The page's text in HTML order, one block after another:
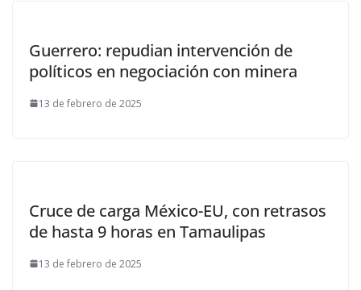
Guerrero: repudian intervención de
políticos en negociación con minera
13 de febrero de 2025
Cruce de carga México-EU, con retrasos
de hasta 9 horas en Tamaulipas
13 de febrero de 2025